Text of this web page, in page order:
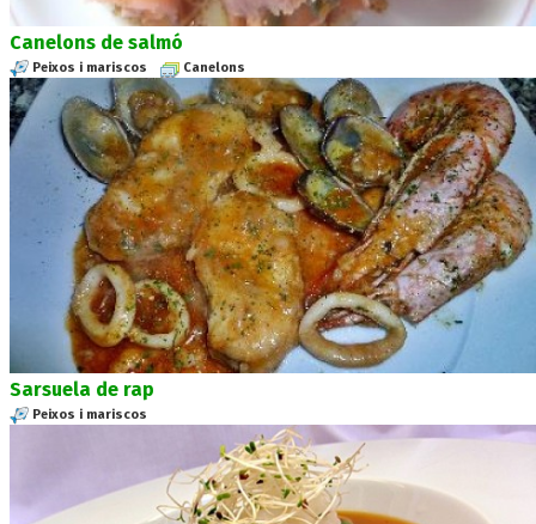
Canelons de salmó
Peixos i mariscos Canelons
Sarsuela de rap
Peixos i mariscos